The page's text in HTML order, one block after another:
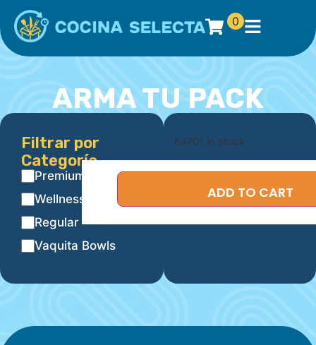
0
ARMA TU PACK
Filtrar por
Categoría
Premium
Wellness
Regular
Vaquita Bowls
64701 in stock
ADD TO CART